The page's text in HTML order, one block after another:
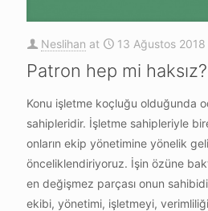
Neslihan at 13 Ağustos 2018
Patron hep mi haksız?
Konu işletme koçluğu olduğunda
sahipleridir. İşletme sahipleriyle
onların ekip yönetimine yönelik
önceliklendiriyoruz. İşin özüne
en değişmez parçası onun
ekibi, yönetimi, işletmeyi,